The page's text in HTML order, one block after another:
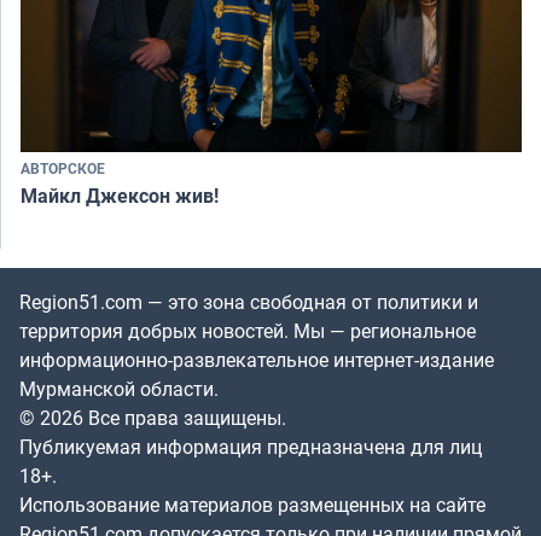
АВТОРСКОЕ
Майкл Джексон жив!
Region51.com — это зона свободная от политики и
территория добрых новостей. Мы — региональное
информационно-развлекательное интернет-издание
Мурманской области.
© 2026 Все права защищены.
Публикуемая информация предназначена для лиц
18+.
Использование материалов размещенных на сайте